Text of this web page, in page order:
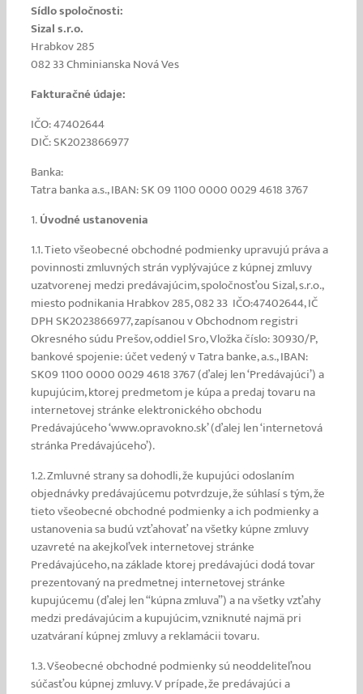
Sídlo spoločnosti:
Sizals.r.o.
Hrabkov 285
082 33 Chminianska Nová Ves
Fakturačné údaje:
IČO: 47402644
DIČ: SK2023866977
Banka:
Tatra banka a.s., IBAN: SK 09 1100 0000 0029 4618 3767
1.Úvodné ustanovenia
1.1. Tieto všeobecné obchodné podmienky upravujú práva a
povinnosti zmluvných strán vyplývajúce z kúpnej zmluvy
uzatvorenej medzi predávajúcim, spoločnosťou Sizal, s.r.o.,
miesto podnikania Hrabkov 285, 082 33 IČO:47402644, IČ
DPH SK2023866977, zapísanou v Obchodnom registri
Okresného súdu Prešov, oddiel Sro, Vložka číslo: 30930/P,
bankové spojenie: účet vedený v Tatra banke, a.s., IBAN:
SK09 1100 0000 0029 4618 3767 (ďalej len ‘Predávajúci’) a
kupujúcim, ktorej predmetom je kúpa a predaj tovaru na
internetovej stránke elektronického obchodu
Predávajúceho ‘www.opravokno.sk’ (ďalej len ‘internetová
stránka Predávajúceho’).
1.2. Zmluvné strany sa dohodli, že kupujúci odoslaním
objednávky predávajúcemu potvrdzuje, že súhlasí s tým, že
tieto všeobecné obchodné podmienky a ich podmienky a
ustanovenia sa budú vzťahovať na všetky kúpne zmluvy
uzavreté na akejkoľvek internetovej stránke
Predávajúceho, na základe ktorej predávajúci dodá tovar
prezentovaný na predmetnej internetovej stránke
kupujúcemu (ďalej len “kúpna zmluva”) a na všetky vzťahy
medzi predávajúcim a kupujúcim, vzniknuté najmä pri
uzatváraní kúpnej zmluvy a reklamácii tovaru.
1.3. Všeobecné obchodné podmienky sú neoddeliteľnou
súčasťou kúpnej zmluvy. V prípade, že predávajúci a